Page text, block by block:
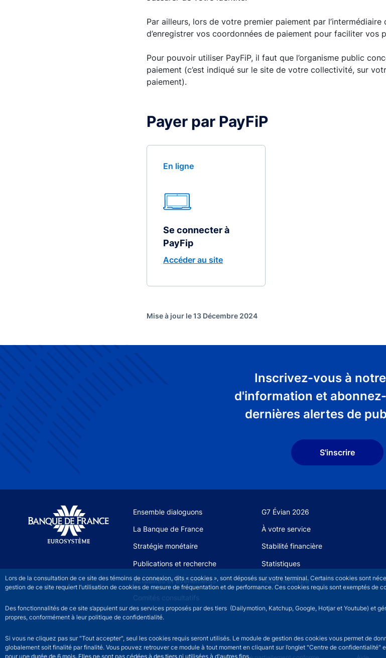
Lors de la consultation de ce site des témoins de connexion, dits « cookies », sont déposés sur votre terminal. Certains cookies sont
gestion de ce site requiert l’utilisation de cookies de mesure de fréquentation et de performance. Ces cookies requis sont exemptés de
Des fonctionnalités de ce site s’appuient sur des services proposés par des tiers (Dailymotion, Katchup, Google, Hotjar et Youtube) et
propres, conformément à leur politique de confidentialité.
Si vous ne cliquez pas sur "Tout accepter", seul les cookies requis seront utilisés. Le module de gestion des cookies vous permet de
globalement soit finalité par finalité. Vous pouvez retrouver ce module à tout moment en cliquant sur l’onglet "Centre de confidentialité"
pour une durée de 6 mois. Elles ne sont pas cédées à des tiers ni utilisées à d'autres fins.
Par ailleurs, lors de votre premier paiement par
d’enregistrer vos coordonnées de paiement pour faciliter vos
Pour pouvoir utiliser PayFiP, il faut que l’organisme public
paiement (c’est indiqué sur le site de votre collectivité, sur
paiement).
Payer par PayFiP
En ligne
Se connecter à
PayFip
Accéder au site
Mise à jour le 13 Décembre 2024
Inscrivez-vous à
d'information et
dernières alertes de
S'inscrire
Site navigation
Ensemble dialoguons G7 Évian 2026
La Banque de France À votre service
Stratégie monétaire Stabilité financière
Publications et recherche Statistiques
Actualités et événements Nous rejoindre
Comités consultatifs